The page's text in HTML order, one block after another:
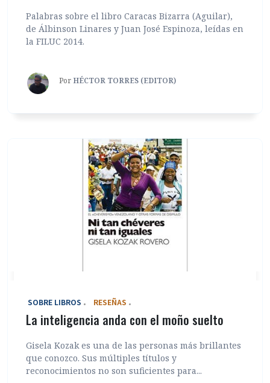
Palabras sobre el libro Caracas Bizarra (Aguilar),
de Álbinson Linares y Juan José Espinoza, leídas en
la FILUC 2014.
Por HÉCTOR TORRES (EDITOR)
‎ SOBRE LIBROS RESEÑAS
La inteligencia anda con el moño suelto
Gisela Kozak es una de las personas más brillantes
que conozco. Sus múltiples títulos y
reconocimientos no son suficientes para...